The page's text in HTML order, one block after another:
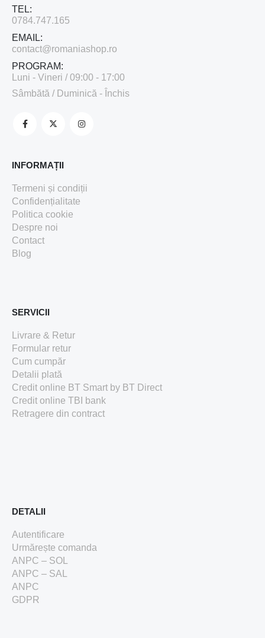
TEL:
0784.747.165
EMAIL:
contact@romaniashop.ro
PROGRAM:
Luni - Vineri / 09:00 - 17:00
Sâmbătă / Duminică - Închis
INFORMAȚII
Termeni și condiții
Confidențialitate
Politica cookie
Despre noi
Contact
Blog
SERVICII
Livrare & Retur
Formular retur
Cum cumpăr
Detalii plată
Credit online BT Smart by BT Direct
Credit online TBI bank
Retragere din contract
DETALII
Autentificare
Urmărește comanda
ANPC – SOL
ANPC – SAL
ANPC
GDPR